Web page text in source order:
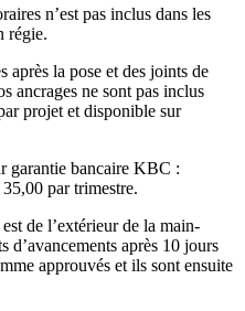
n’est pas inclus dans les
régie.
après la pose et des joints de
ancrages ne sont pas inclus
projet et disponible sur
garantie bancaire KBC :
par trimestre.
de l’extérieur de la main-
d’avancements après 10 jours
approuvés et ils sont ensuite